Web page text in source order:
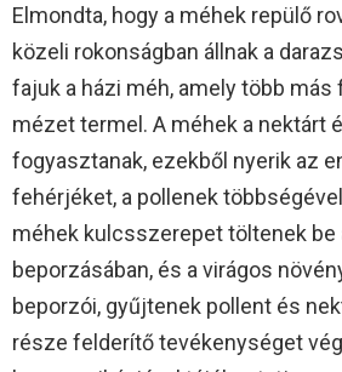
Elmondta, hogy a méhek repülő
közeli rokonságban állnak a
fajuk a házi méh, amely több más
mézet termel. A méhek a nektárt
fogyasztanak, ezekből nyerik az
fehérjéket, a pollenek
méhek kulcsszerepet töltenek be
beporzásában, és a virágos
beporzói, gyűjtenek pollent és
része felderítő tevékenységet